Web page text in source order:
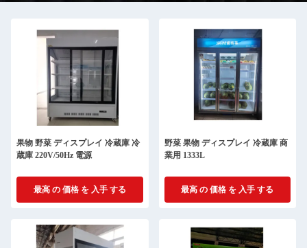
果物 野菜 ディスプレイ 冷蔵庫 冷
蔵庫 220V/50Hz 電源
最高 の 価格 を 入手 する
野菜 果物 ディスプレイ 冷蔵庫 商
業用 1333L
最高 の 価格 を 入手 する